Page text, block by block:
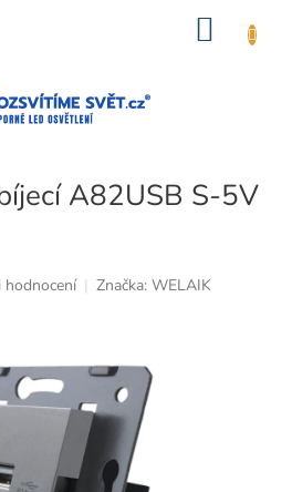
A82USB S-5V
Značka: WELAIK